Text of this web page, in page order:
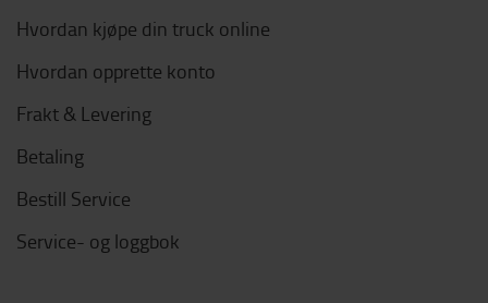
Hvordan kjøpe din truck online
Hvordan opprette konto
Frakt & Levering
Betaling
Bestill Service
Service- og loggbok